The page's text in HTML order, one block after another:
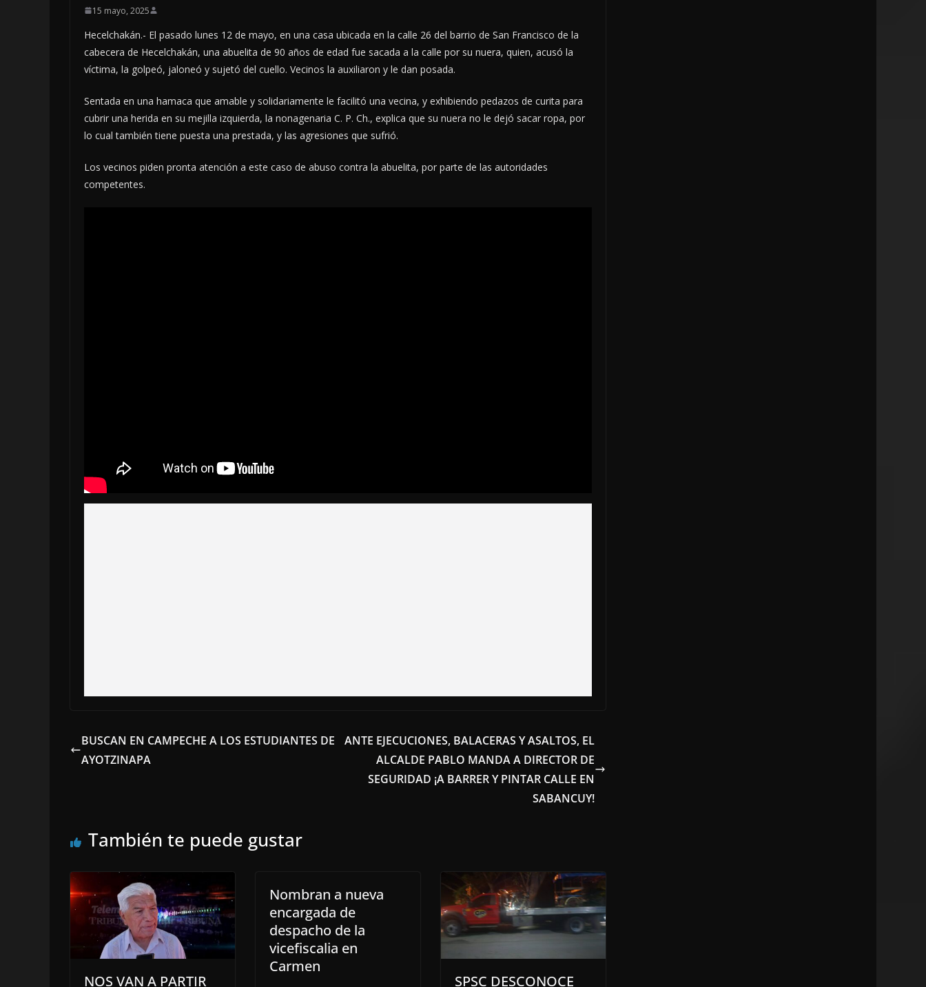
15 mayo, 2025
Hecelchakán.- El pasado lunes 12 de mayo, en una casa ubicada en la calle 26 del barrio de San Francisco de la
cabecera de Hecelchakán, una abuelita de 90 años de edad fue sacada a la calle por su nuera, quien, acusó la
víctima, la golpeó, jaloneó y sujetó del cuello. Vecinos la auxiliaron y le dan posada.
Sentada en una hamaca que amable y solidariamente le facilitó una vecina, y exhibiendo pedazos de curita para
cubrir una herida en su mejilla izquierda, la nonagenaria C. P. Ch., explica que su nuera no le dejó sacar ropa, por
lo cual también tiene puesta una prestada, y las agresiones que sufrió.
Los vecinos piden pronta atención a este caso de abuso contra la abuelita, por parte de las autoridades
competentes.
BUSCAN EN CAMPECHE A LOS ESTUDIANTES DE
AYOTZINAPA
ANTE EJECUCIONES, BALACERAS Y ASALTOS, EL
ALCALDE PABLO MANDA A DIRECTOR DE
SEGURIDAD ¡A BARRER Y PINTAR CALLE EN
SABANCUY!
También te puede gustar
NOS VAN A PARTIR
Nombran a nueva
encargada de
despacho de la
vicefiscalia en
Carmen
SPSC DESCONOCE